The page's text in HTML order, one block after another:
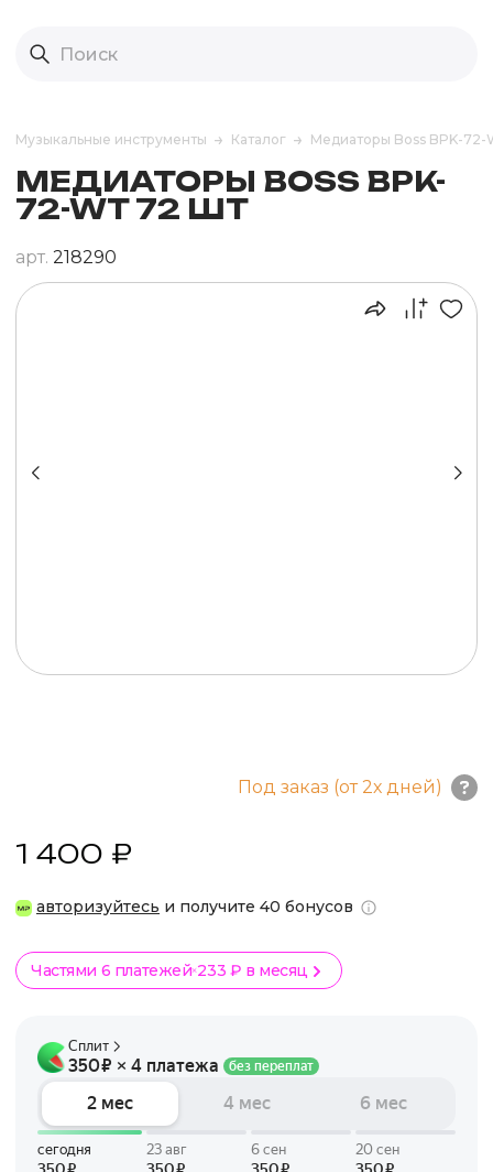
Музыкальные инструменты Каталог Медиаторы Boss BPK-72-
МЕДИАТОРЫ BOSS BPK-
72-WT 72 ШТ
арт. 218290
Под заказ (от 2х дней)
1 400 ₽
авторизуйтесь и получите 40 бонусов
Частями 6 платежей 233 ₽ в месяц